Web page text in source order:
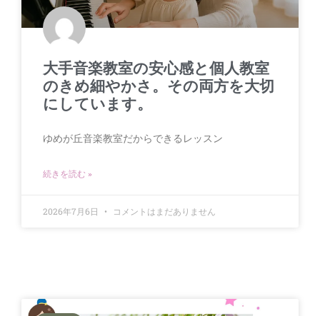
大手音楽教室の安心感と個人教室
のきめ細やかさ。その両方を大切
にしています。
ゆめが丘音楽教室だからできるレッスン
続きを読む »
2026年7月6日 コメントはまだありません